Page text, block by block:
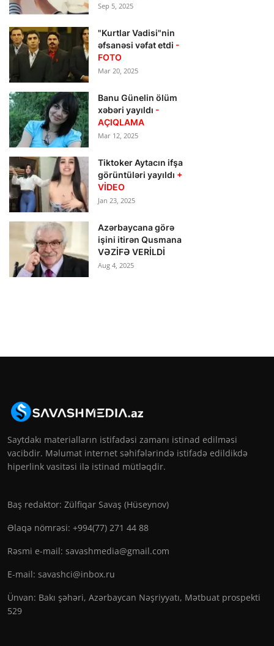
Sep 5, 2025
"Kurtlar Vadisi"nin
əfsanəsi vəfat etdi -
FOTO
Mar 20, 2025
Banu Günelin ölüm
xəbəri yayıldı -
AÇIQLAMA
Mar 12, 2025
Tiktoker Aytacın ifşa
görüntüləri yayıldı +
VİDEO
Jan 23, 2025
Azərbaycana görə
işini itirən Qusmana
VƏZİFƏ VERİLDİ
Aug 4, 2025
Saytdakı materialların istifadəsi zamanı istinad edilməsi
vacibdir. Məlumat internet səhifələrində istifadə edildikdə
hiperlink vasitəsi ilə istinad mütləqdir.
Baş redaktor: Zülfiqar Savaş (Hüseynov)
Əlaqə nömrəsi: +994(77) 271 44 88
Rəsmi e-mail: savashmedia@gmail.com
E-mail: savashci@inbox.ru
Ünvan: Bakı şəhəri, Azərbaycan Nəşriyyatı, Mətbuat prospekti
529